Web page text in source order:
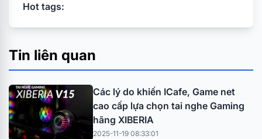
Tin liên quan
Các lý do khiến ICafe, Game net
cao cấp lựa chọn tai nghe Gaming
hãng XIBERIA
2025-11-19 08:33:01
Hot tags: